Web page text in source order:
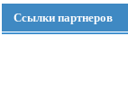
Ссылки партнеров